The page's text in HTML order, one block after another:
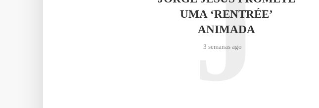
UMA ‘RENTRÉE’
ANIMADA
3 semanas ago
J